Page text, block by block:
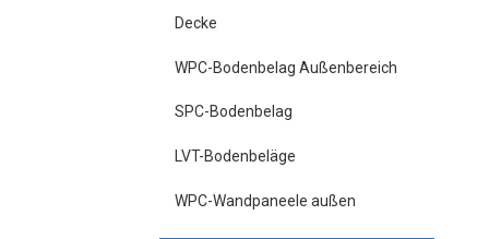
Decke
WPC-Bodenbelag Außenbereich
SPC-Bodenbelag
LVT-Bodenbeläge
WPC-Wandpaneele außen